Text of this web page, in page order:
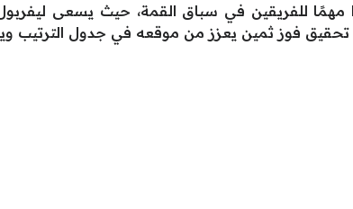
مهمًا للفريقين في سباق القمة، حيث يسعى
فوز ثمين يعزز من موقعه في جدول الترتيب